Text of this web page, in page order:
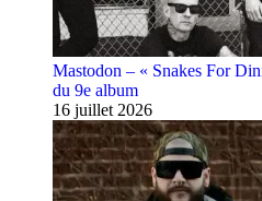
Mastodon – « Snakes For
du 9e album
16 juillet 2026